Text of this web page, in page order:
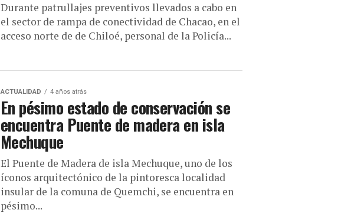
Durante patrullajes preventivos llevados a cabo en
el sector de rampa de conectividad de Chacao, en el
acceso norte de de Chiloé, personal de la Policía...
ACTUALIDAD 4 años atrás
En pésimo estado de conservación se
encuentra Puente de madera en isla
Mechuque
El Puente de Madera de isla Mechuque, uno de los
íconos arquitectónico de la pintoresca localidad
insular de la comuna de Quemchi, se encuentra en
pésimo...